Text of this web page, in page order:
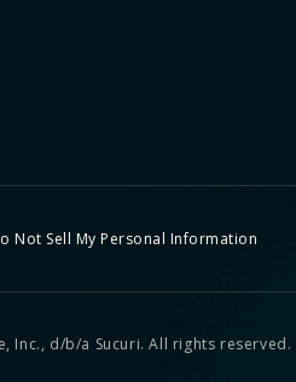
Not Sell My Personal Information
Inc., d/b/a Sucuri. All rights reserved.